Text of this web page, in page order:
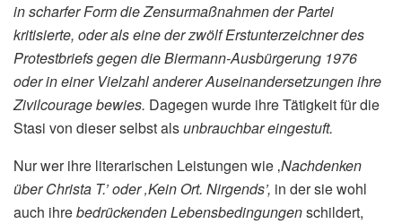
in scharfer Form die Zensurmaßnahmen der Partei
kritisierte, oder als eine der zwölf Erstunterzeichner des
Protestbriefs gegen die Biermann-Ausbürgerung 1976
oder in einer Vielzahl anderer Auseinandersetzungen ihre
Zivilcourage bewies. Dagegen wurde ihre Tätigkeit für die
Stasi von dieser selbst alsunbrauchbar eingestuft.
Nur wer ihre literarischen Leistungen wie ‚Nachdenken
über Christa T.’ oder ‚Kein Ort. Nirgends’, in der sie wohl
auch ihrebedrückenden Lebensbedingungenschildert,